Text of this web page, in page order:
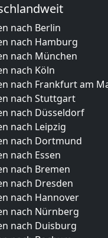
nach Berlin
nach Hamburg
nach München
nach Köln
nach Frankfurt am
nach Stuttgart
nach Düsseldorf
nach Leipzig
nach Dortmund
nach Essen
nach Bremen
nach Dresden
nach Hannover
nach Nürnberg
nach Duisburg